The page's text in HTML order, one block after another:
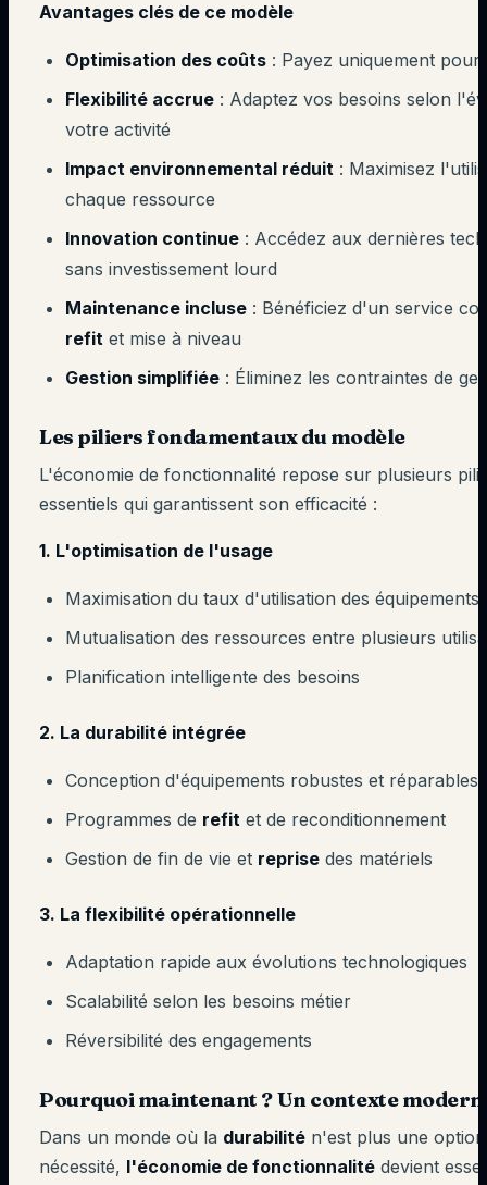
Avantages clés de ce modèle
Optimisation des coûts : Payez uniquement pour
Flexibilité accrue : Adaptez vos besoins selon
votre activité
Impact environnemental réduit : Maximisez
chaque ressource
Innovation continue : Accédez aux dernières
sans investissement lourd
Maintenance incluse : Bénéficiez d'un service
refit et mise à niveau
Gestion simplifiée : Éliminez les contraintes de
Les piliers fondamentaux du modèle
L'économie de fonctionnalité repose sur plusieurs
essentiels qui garantissent son efficacité :
1. L'optimisation de l'usage
Maximisation du taux d'utilisation des équipements
Mutualisation des ressources entre plusieurs
Planification intelligente des besoins
2. La durabilité intégrée
Conception d'équipements robustes et réparables
Programmes de refit et de reconditionnement
Gestion de fin de vie et reprise des matériels
3. La flexibilité opérationnelle
Adaptation rapide aux évolutions technologiques
Scalabilité selon les besoins métier
Réversibilité des engagements
Pourquoi maintenant ? Un contexte
Dans un monde où la durabilité n'est plus une
nécessité, l'économie de fonctionnalité devient